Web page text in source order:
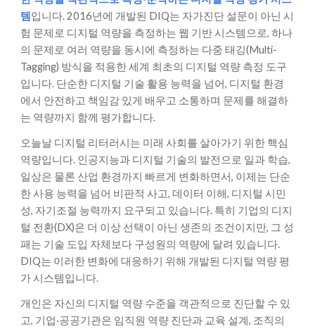
템입니다. 2016년에 개발된 DIQ는 자가진단 설문이 아닌 시
험 문제로 디지털 역량을 측정하는 웹 기반 시스템으로, 하나
의 문제로 여러 역량을 동시에 측정하는 다중 태깅(Multi-
Tagging) 방식을 적용한 세계 최초의 디지털 역량 측정 도구
입니다. 단순한 디지털 기술 활용 능력을 넘어, 디지털 환경
에서 안전하고 책임감 있게 배우고 소통하며 문제를 해결하
는 역량까지 함께 평가합니다.
오늘날 디지털 리터러시는 미래 사회를 살아가기 위한 핵심
역량입니다. 인공지능과 디지털 기술의 발전으로 일과 학습,
일상은 물론 산업 환경까지 빠르게 변화하면서, 이제는 단순
한 사용 능력을 넘어 비판적 사고, 데이터 이해, 디지털 시민
성, 자기조절 능력까지 요구되고 있습니다. 특히 기업의 디지
털 전환(DX)은 더 이상 선택이 아닌 생존의 조건이지만, 그 성
패는 기술 도입 자체보다 구성원의 역량에 달려 있습니다.
DIQ는 이러한 변화에 대응하기 위해 개발된 디지털 역량 평
가 시스템입니다.
개인은 자신의 디지털 역량 수준을 객관적으로 진단할 수 있
고, 기업·공공기관은 임직원 역량 진단과 교육 설계, 조직의